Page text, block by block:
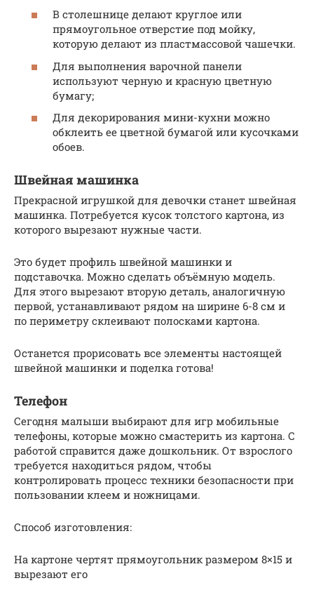
В столешнице делают круглое или
прямоугольное отверстие под мойку,
которую делают из пластмассовой чашечки.
Для выполнения варочной панели
используют черную и красную цветную
бумагу;
Для декорирования мини-кухни можно
обклеить ее цветной бумагой или кусочками
обоев.
Швейная машинка
Прекрасной игрушкой для девочки станет швейная
машинка. Потребуется кусок толстого картона, из
которого вырезают нужные части.
Это будет профиль швейной машинки и
подставочка. Можно сделать объёмную модель.
Для этого вырезают вторую деталь, аналогичную
первой, устанавливают рядом на ширине 6-8 см и
по периметру склеивают полосками картона.
Останется прорисовать все элементы настоящей
швейной машинки и поделка готова!
Телефон
Сегодня малыши выбирают для игр мобильные
телефоны, которые можно смастерить из картона. С
работой справится даже дошкольник. От взрослого
требуется находиться рядом, чтобы
контролировать процесс техники безопасности при
пользовании клеем и ножницами.
Способ изготовления:
На картоне чертят прямоугольник размером 8×15 и
вырезают его